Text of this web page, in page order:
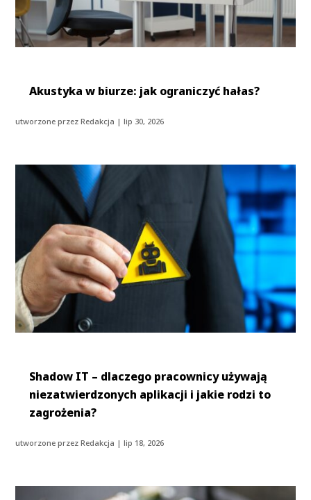
Akustyka w biurze: jak ograniczyć hałas?
utworzone przezRedakcja |lip 30, 2026
Shadow IT – dlaczego pracownicy używają
niezatwierdzonych aplikacji i jakie rodzi to
zagrożenia?
utworzone przezRedakcja |lip 18, 2026